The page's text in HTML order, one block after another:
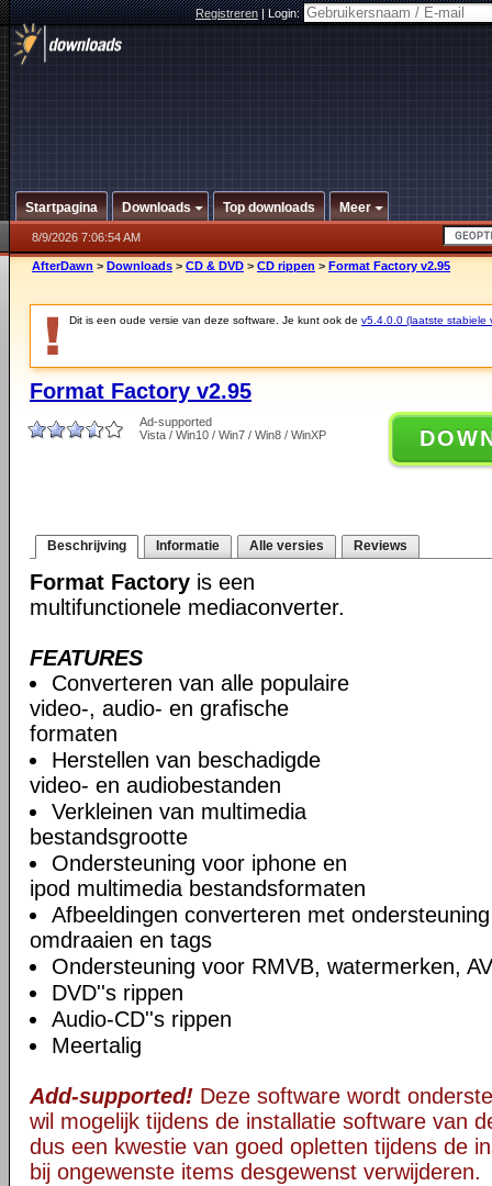
Registreren|Login:
Startpagina Downloads Top downloads Meer
8/9/2026 7:06:54 AM
AfterDawn > Downloads > CD & DVD > CD rippen > Format Factory v2.95
Dit is een oude versie van deze software. Je kunt ook de v5.4.0.0 (laatste stabiele
Format Factory v2.95
Ad-supported
Vista / Win10 / Win7 / Win8 / WinXP
Beschrijving Informatie Alle versies Reviews
Format Factory is een
multifunctionele mediaconverter.
FEATURES
Converteren van alle populaire
video-, audio- en grafische
formaten
Herstellen van beschadigde
video- en audiobestanden
Verkleinen van multimedia
bestandsgrootte
Ondersteuning voor iphone en
ipod multimedia bestandsformaten
Afbeeldingen converteren met
omdraaien en tags
Ondersteuning voor RMVB, watermerken,
DVD''s rippen
Audio-CD''s rippen
Meertalig
Add-supported! Deze software wordt
wil mogelijk tijdens de installatie software van
dus een kwestie van goed opletten tijdens de
bij ongewenste items desgewenst verwijderen.